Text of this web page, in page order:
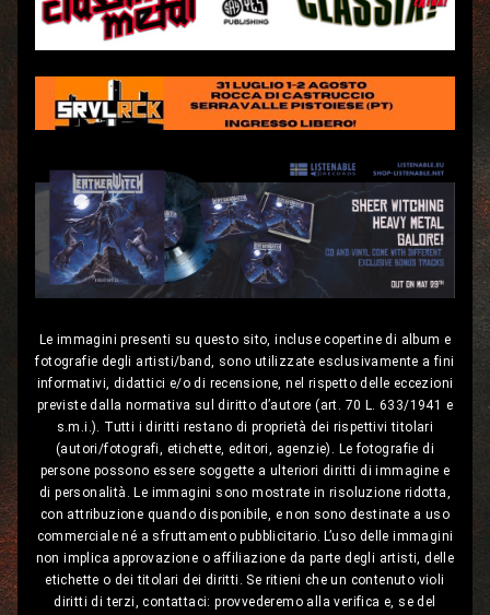
Le immagini presenti su questo sito, incluse copertine di album e
fotografie degli artisti/band, sono utilizzate esclusivamente a fini
informativi, didattici e/o di recensione, nel rispetto delle eccezioni
previste dalla normativa sul diritto d’autore (art. 70 L. 633/1941 e
s.m.i.). Tutti i diritti restano di proprietà dei rispettivi titolari
(autori/fotografi, etichette, editori, agenzie). Le fotografie di
persone possono essere soggette a ulteriori diritti di immagine e
di personalità. Le immagini sono mostrate in risoluzione ridotta,
con attribuzione quando disponibile, e non sono destinate a uso
commerciale né a sfruttamento pubblicitario. L’uso delle immagini
non implica approvazione o affiliazione da parte degli artisti, delle
etichette o dei titolari dei diritti. Se ritieni che un contenuto violi
diritti di terzi, contattaci: provvederemo alla verifica e, se del